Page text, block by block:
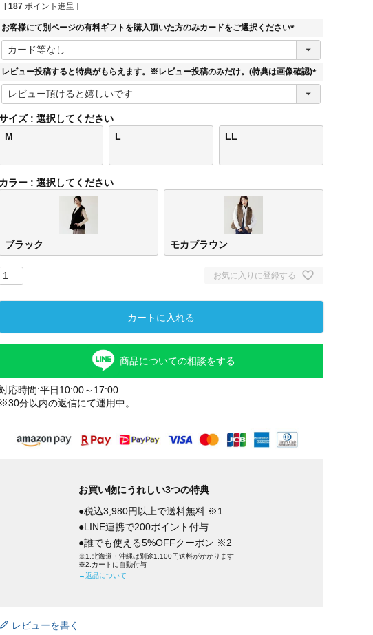
モカブラウ
ン
[ 187 ポイント進呈 ]
お客様にて別ページの有料ギフトを購入頂いた方のみカードをご選択ください
(
須
レビュー投稿すると特典がもらえます。※レビュー投稿のみだけ。(特典は画像確認)
(
)
イズ
選択してください
M
L LL
カラー 選択してください
ブラック モカブラウン
お気に入りに登録する
カートに入れる
商品についての相談をする
応時間:平日10:00～17:00
※30分以内の返信にて運用中。
お買い物にうれしい3つの特典
●税込3,980円以上で送料無料 ※1
●LINE連携で200ポイント付与
●誰でも使える5%OFFクーポン ※2
※1.北海道・沖縄は別途1,100円送料がかかります
※2.カートに自動付与
→返品について
レビューを書く